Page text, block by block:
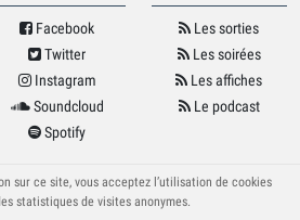
Facebook
Twitter
Instagram
Soundcloud
Spotify
Les sorties
Les soirées
Les affiches
Le podcast
© Cybele 2026
sur ce site, vous acceptez l’utilisation de cookies
statistiques de visites anonymes.